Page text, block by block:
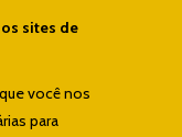
os sites de
você nos
para